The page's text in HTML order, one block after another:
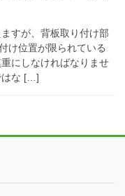
すが、背板取り付け部
け位置が限られている
にしなければなりませ
はな […]